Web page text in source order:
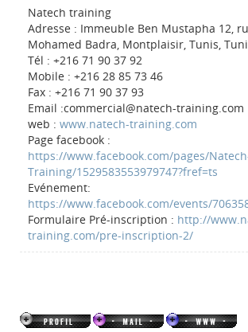
Natech training
Adresse : Immeuble Ben Mustapha 12,
Mohamed Badra, Montplaisir, Tunis,
Tél : +216 71 90 37 92
Mobile : +216 28 85 73 46
Fax : +216 71 90 37 93
Email :commercial@natech-training.com
web : www.natech-training.com
Page facebook :
https://www.facebook.com/pages/
Training/1529583553979747?fref=ts
Evénement:
https://www.facebook.com/events/
Formulaire Pré-inscription : http://
training.com/pre-inscription-2/